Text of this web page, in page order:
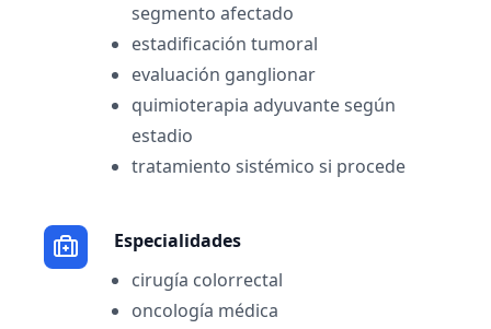
segmento afectado
estadificación tumoral
evaluación ganglionar
quimioterapia adyuvante según
estadio
tratamiento sistémico si procede
Especialidades
cirugía colorrectal
oncología médica